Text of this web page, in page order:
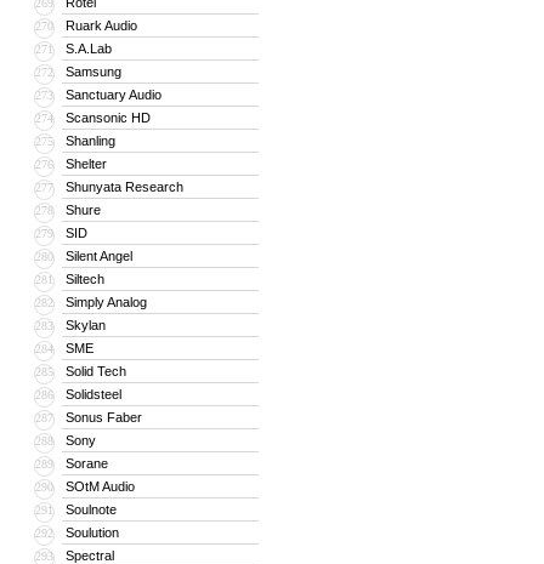
269
270 Ruark Audio
271 S.A.Lab
272 Samsung
273 Sanctuary Audio
274 Scansonic HD
275 Shanling
276 Shelter
277 Shunyata Research
278 Shure
279 SID
280 Silent Angel
281 Siltech
282 Simply Analog
283 Skylan
284 SME
285 Solid Tech
286 Solidsteel
287 Sonus Faber
288 Sony
289 Sorane
290 SOtM Audio
291 Soulnote
292 Soulution
293 Spectral